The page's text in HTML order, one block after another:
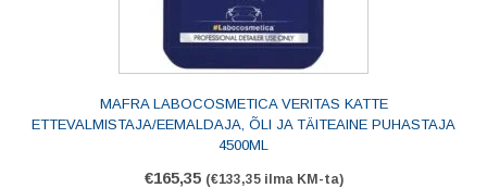
MAFRA LABOCOSMETICA VERITAS KATTE
ETTEVALMISTAJA/EEMALDAJA, ÕLI JA TÄITEAINE PUHASTAJA
4500ML
€165,35 (€133,35ilma KM-ta)